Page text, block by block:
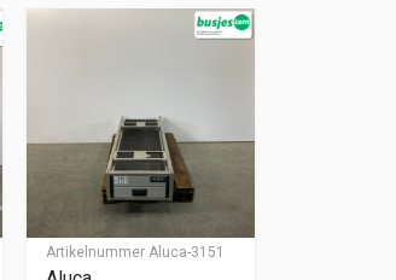
Artikelnummer Aluca-3151